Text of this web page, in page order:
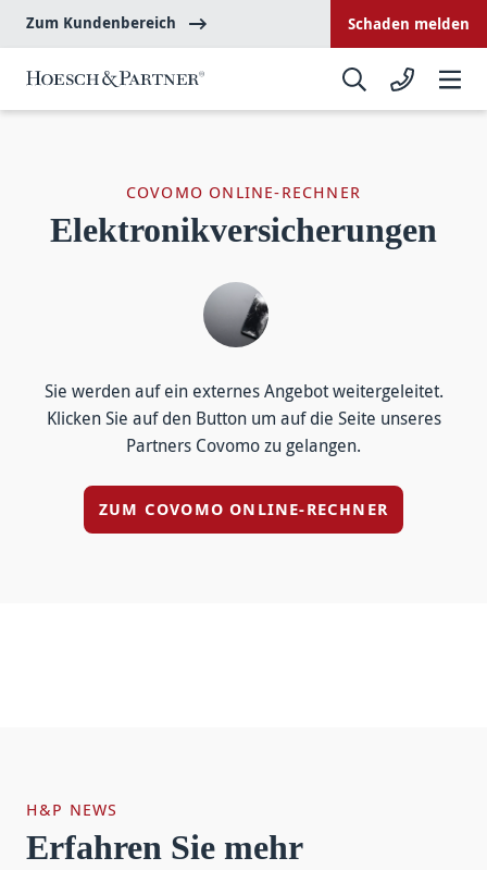
Zum Kundenbereich Schaden melden
Elektronik­versicherungen
COVOMO ONLINE-RECHNER
Sie werden auf ein ex­ternes Angebot weiter­geleitet.
Klicken Sie auf den Button um auf die Seite unseres
Partners Covomo zu ge­langen.
ZUM COVOMO ONLINE-RECHNER
H&P NEWS
Erfahren Sie mehr